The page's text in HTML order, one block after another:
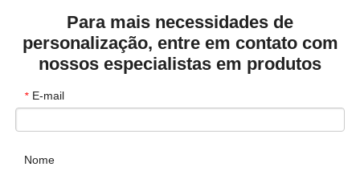
Para mais necessidades de
personalização, entre em contato com
nossos especialistas em produtos
* E-mail
Nome